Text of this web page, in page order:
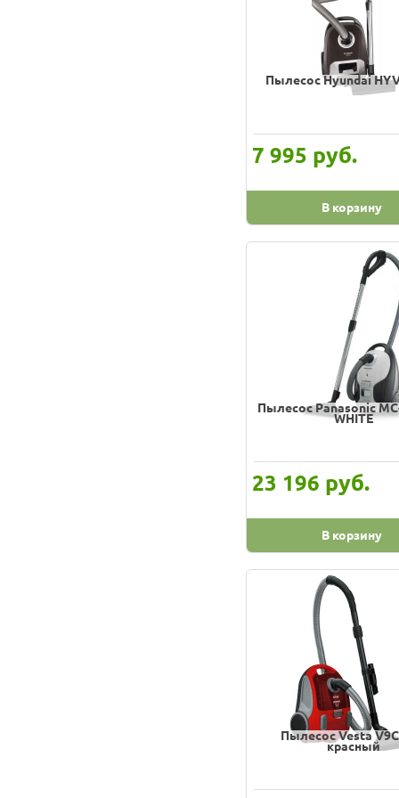
Пылесос Hyundai
7 995 руб.
В корзину
Пылесос Panasonic
WHITE
23 196 руб.
В корзину
Пылесос Vesta
красный